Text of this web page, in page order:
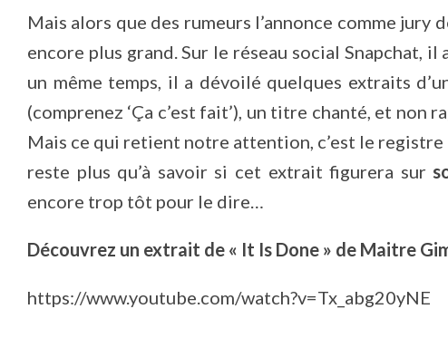
Mais alors que des rumeurs l’annonce comme
encore plus grand. Sur le réseau social Snapchat, il
un même temps, il a dévoilé quelques extraits
(comprenez ‘Ça c’est fait’), un titre chanté, et non
Mais ce qui retient notre attention, c’est le
reste plus qu’à savoir si cet extrait figurera sur
encore trop tôt pour le dire…
Découvrez un extrait de « It Is Done » de Maitre
https://www.youtube.com/watch?v=Tx_abg20yNE